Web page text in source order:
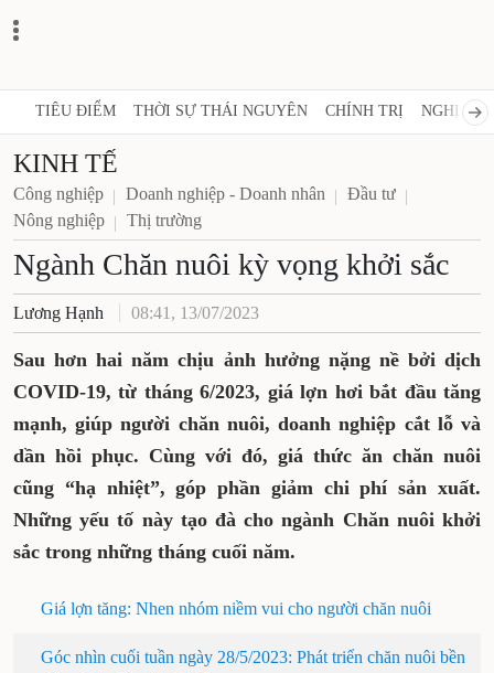
TIÊU ĐIỂM THỜI SỰ THÁI NGUYÊN CHÍNH TRỊ NGHỊ
KINH TẾ
Công nghiệp Doanh nghiệp - Doanh nhân
Đầu tư
Nông nghiệp
Thị trường
Ngành Chăn nuôi kỳ vọng khởi sắc
Lương Hạnh 08:41, 13/07/2023
Sau hơn hai năm chịu ảnh hưởng nặng nề bởi dịch
COVID-19, từ tháng 6/2023, giá lợn hơi bắt đầu tăng
mạnh, giúp người chăn nuôi, doanh nghiệp cắt lỗ và
dần hồi phục. Cùng với đó, giá thức ăn chăn nuôi
cũng “hạ nhiệt”, góp phần giảm chi phí sản xuất.
Những yếu tố này tạo đà cho ngành Chăn nuôi khởi
sắc trong những tháng cuối năm.
Giá lợn tăng: Nhen nhóm niềm vui cho người chăn nuôi
Góc nhìn cuối tuần ngày 28/5/2023: Phát triển chăn nuôi bền